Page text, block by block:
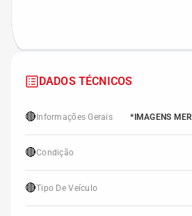
DADOS TÉCNICOS
🔴 Informações Gerais *IMAGENS
🔴Condição
🔴Tipo De Veículo